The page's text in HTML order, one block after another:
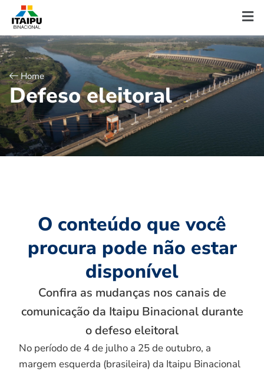
Home
Defeso eleitoral
O conteúdo que você
procura pode não estar
disponível
Confira as mudanças nos canais de
comunicação da Itaipu Binacional durante
o defeso eleitoral
No período de 4 de julho a 25 de outubro, a
margem esquerda (brasileira) da Itaipu Binacional